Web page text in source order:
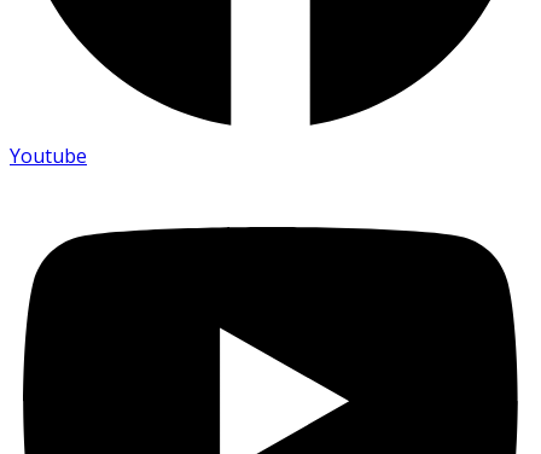
Youtube